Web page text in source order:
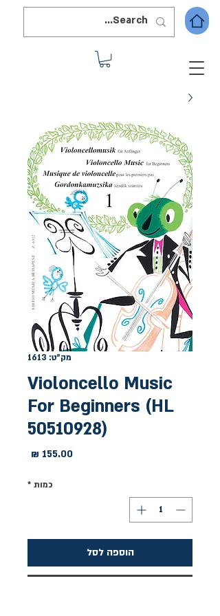
מק"ט: 1613
Violoncello Music
For Beginners (HL
50510928)
כמות *
הוספה לסל